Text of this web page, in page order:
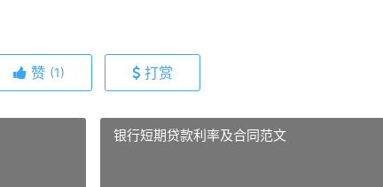
赞 (1) 打赏
银行短期贷款利率及合同范文